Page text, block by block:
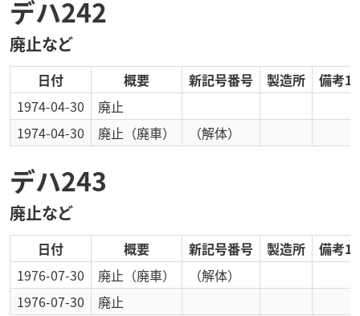
デハ242
廃止など
日付 概要 新記号番号 製造所
備考1
1974-04-30
廃止
1974-04-30
廃止 （廃車） （解体）
デハ243
廃止など
日付 概要 新記号番号 製造所
備考1
1976-07-30
廃止 （廃車）
（解体）
1976-07-30
廃止